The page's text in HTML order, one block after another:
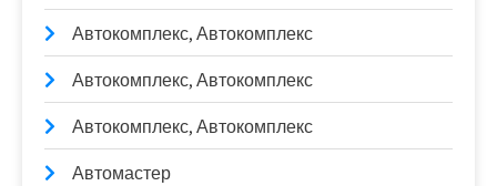
Автокомплекс, Автокомплекс
Автокомплекс, Автокомплекс
Автокомплекс, Автокомплекс
Автомастер